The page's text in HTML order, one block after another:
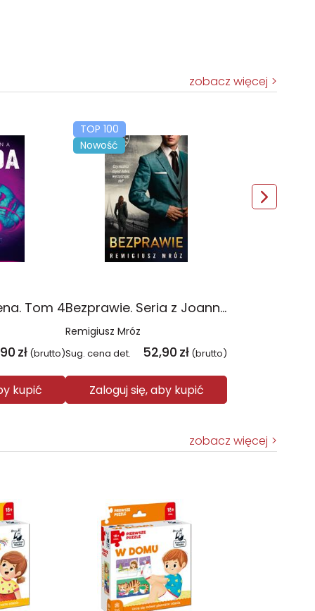
zobacz więcej
Tom 4
zł (brutto)
kupić
TOP 100
Nowość
Bezprawie. Seria z Joanną Chyłką. Tom 20
Remigiusz Mróz
Sug. cena det. 52,90 zł (brutto)
Zaloguj się, aby kupić
zobacz więcej